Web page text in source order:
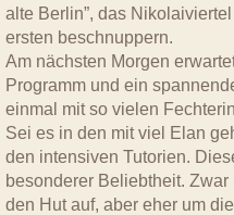
alte Berlin”, das
ersten beschnuppern.
Am nächsten Morgen
Programm und ein
einmal mit so vielen
Sei es in den mit viel Elan
den intensiven Tutorien.
besonderer Beliebtheit.
den Hut auf, aber eher um